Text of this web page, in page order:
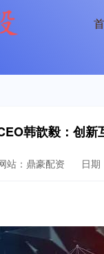
韩歆毅：创
站：鼎豪配资 日